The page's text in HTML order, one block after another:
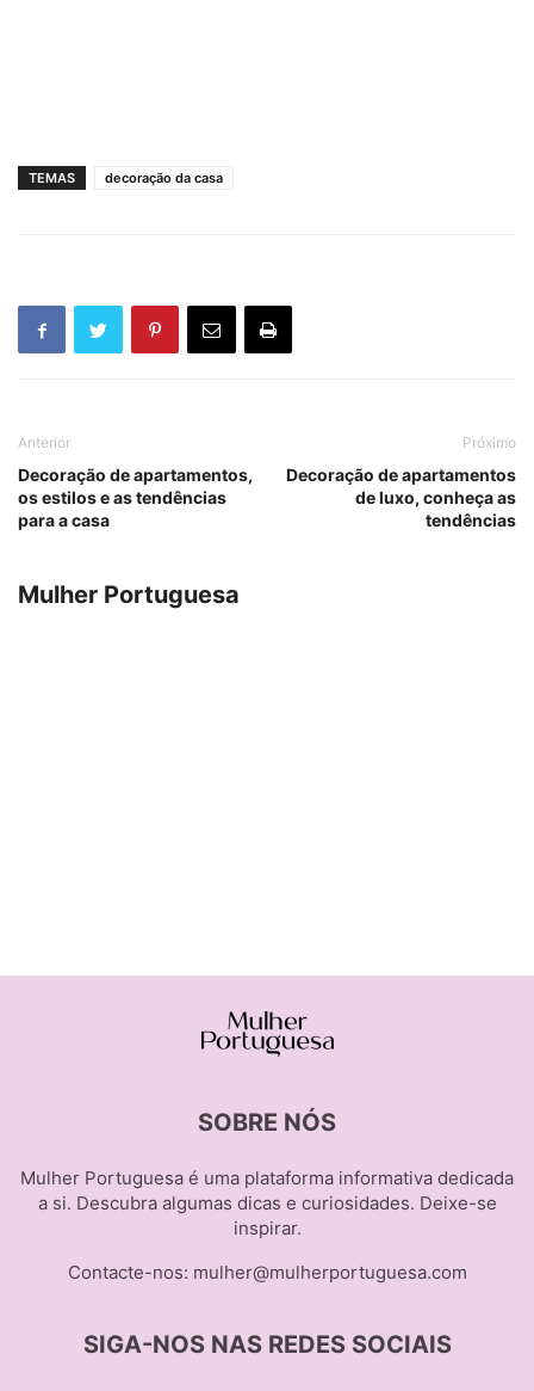
TEMAS decoração da casa
Anterior
Decoração de apartamentos,
os estilos e as tendências
para a casa
Próximo
Decoração de apartamentos
de luxo, conheça as
tendências
Mulher Portuguesa
SOBRE NÓS
Mulher Portuguesa é uma plataforma informativa dedicada
a si. Descubra algumas dicas e curiosidades. Deixe-se
inspirar.
Contacte-nos: mulher@mulherportuguesa.com
SIGA-NOS NAS REDES SOCIAIS